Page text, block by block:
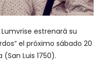
estrenará su
el próximo sábado 20
Luis 1750).